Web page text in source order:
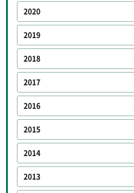
2020
2019
2018
2017
2016
2015
2014
2013